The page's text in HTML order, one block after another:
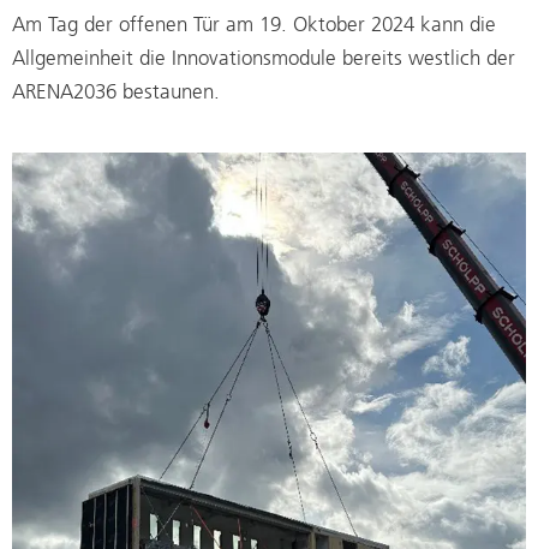
Am Tag der offenen Tür am 19. Oktober 2024 kann die
Allgemeinheit die Innovationsmodule bereits westlich der
ARENA2036 bestaunen.